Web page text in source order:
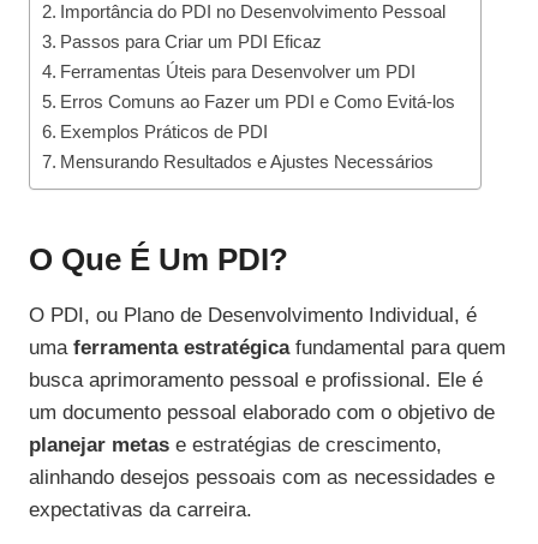
Importância do PDI no Desenvolvimento Pessoal
Passos para Criar um PDI Eficaz
Ferramentas Úteis para Desenvolver um PDI
Erros Comuns ao Fazer um PDI e Como Evitá-los
Exemplos Práticos de PDI
Mensurando Resultados e Ajustes Necessários
O Que É Um PDI?
O PDI, ou Plano de Desenvolvimento Individual, é
uma ferramenta estratégicafundamental para quem
busca aprimoramento pessoal e profissional. Ele é
um documento pessoal elaborado com o objetivo de
planejar metas e estratégias de crescimento,
alinhando desejos pessoais com as necessidades e
expectativas da carreira.